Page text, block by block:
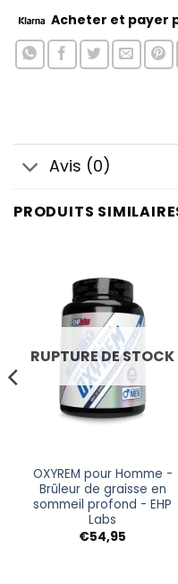
Acheter et payer
Avis (0)
PRODUITS
RUPTURE DE STOCK
OXYREM pour Homme -
Brûleur de graisse en
sommeil profond - EHP
Labs
€54,95